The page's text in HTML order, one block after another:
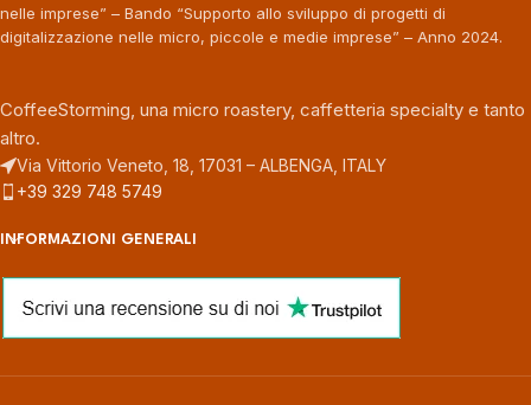
nelle imprese” – Bando “Supporto allo sviluppo di progetti di
digitalizzazione nelle micro, piccole e medie imprese” – Anno 2024.
CoffeeStorming, una micro roastery, caffetteria specialty e tanto
altro.
Via Vittorio Veneto, 18, 17031 – ALBENGA, ITALY
+39 329 748 5749
INFORMAZIONI GENERALI